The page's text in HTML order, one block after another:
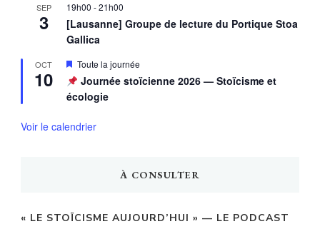
SEP
3
19h00 -21h00
[Lausanne] Groupe de lecture du Portique Stoa
Gallica
OCT
10
Mis
en
avant
Toute la journée
Journée stoïcienne 2026 — Stoïcisme et
écologie
Voir le calendrier
À CONSULTER
« LE STOÏCISME AUJOURD’HUI » — LE PODCAST